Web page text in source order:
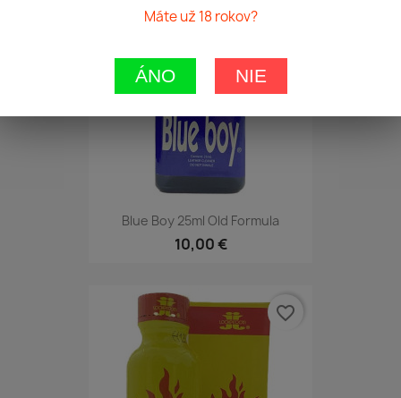
Blue Boy 25ml Old Formula
10,00 €
favorite_border
Máte už 18 rokov?
ÁNO NIE